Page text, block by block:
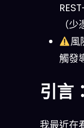
（
風
觸發
引言
我最近在